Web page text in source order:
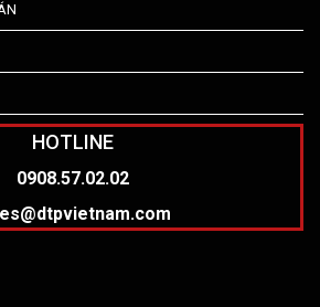
HOTLINE
0908.57.02.02